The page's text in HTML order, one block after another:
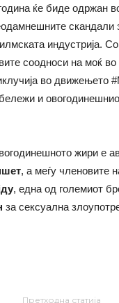
ќе биде одржан
скандали
индустрија.
соодноси на моќ
во движењето
и
жири е
, а меѓу членовите
, една од големиот
за сексуална
Претходна статија